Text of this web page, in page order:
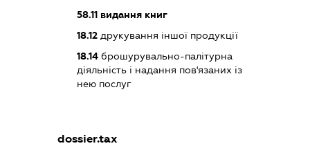
58.11видання книг
18.12друкування іншої продукції
18.14брошурувально-палітурна
діяльність і надання пов'язаних із
нею послуг
dossier.tax